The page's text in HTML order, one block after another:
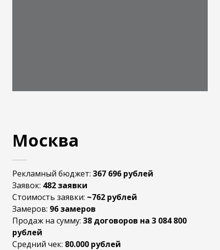
Москва
Рекламный бюджет: 367 696 рублей
Заявок: 482 заявки
Стоимость заявки: ~762 рублей
Замеров: 96 замеров
Продаж на сумму: 38 договоров на 3 084 800
рублей
Средний чек: 80.000 рублей